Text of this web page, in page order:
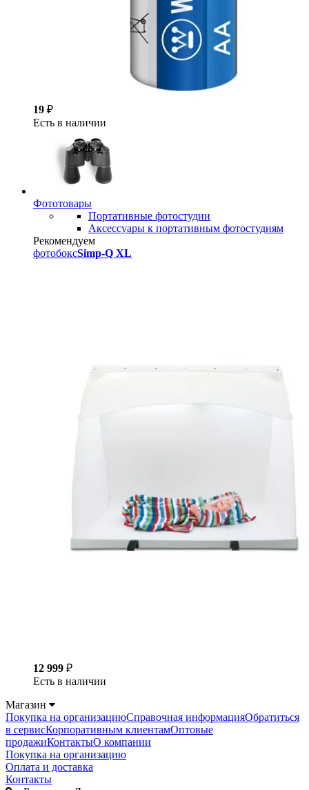
19 ₽
Есть в наличии
Фототовары
Портативные фотостудии
Аксессуары к портативным фотостудиям
Рекомендуем
фотобоксSimp-Q XL
12 999 ₽
Есть в наличии
Магазин
Покупка на организациюСправочная информацияОбратиться
в сервисКорпоративным клиентамОптовые
продажиКонтактыО компании
Покупка на организацию
Оплата и доставка
Контакты